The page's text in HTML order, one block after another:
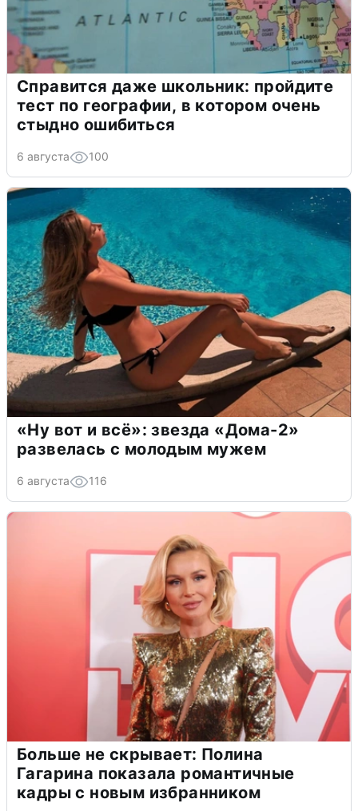
Справится даже школьник: пройдите
тест по географии, в котором очень
стыдно ошибиться
6 августа 100
«Ну вот и всё»: звезда «Дома-2»
развелась с молодым мужем
6 августа 116
Больше не скрывает: Полина
Гагарина показала романтичные
кадры с новым избранником